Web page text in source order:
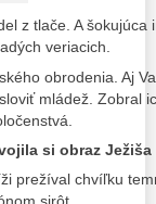
z tlače. A šokujúca
veriacich.
obrodenia. Aj
mládež. Zobral
si obraz
prežíval chvíľku